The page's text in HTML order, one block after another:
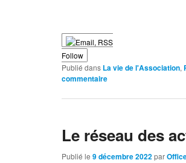
Follow
Publié dans La vie de l'Association,
commentaire
Le réseau des
Publié le9 décembre 2022par